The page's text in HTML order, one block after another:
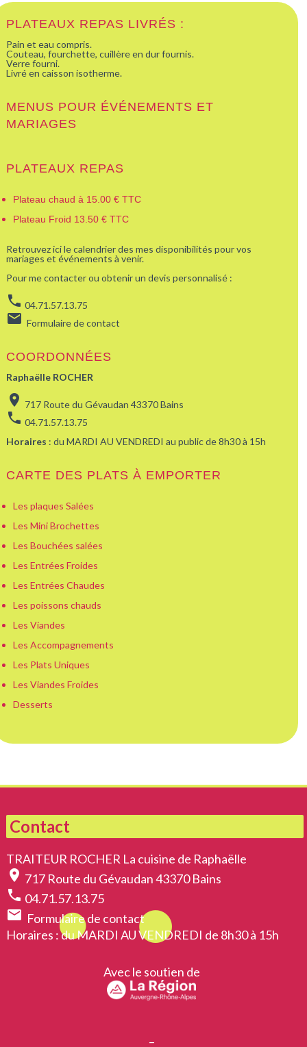
PLATEAUX REPAS LIVRÉS :
Pain et eau compris.
Couteau, fourchette, cuillère en dur fournis.
Verre fourni.
Livré en caisson isotherme.
MENUS POUR ÉVÉNEMENTS ET
MARIAGES
PLATEAUX REPAS
Plateau chaud à 15.00 € TTC
Plateau Froid 13.50 € TTC
Retrouvez ici le calendrier des mes disponibilités pour vos
mariages et événements à venir.
Pour me contacter ou obtenir un devis personnalisé :
phone 04.71.57.13.75
emailFormulaire de contact
COORDONNÉES
Raphaëlle ROCHER
location_on 717 Route du Gévaudan 43370 Bains
phone 04.71.57.13.75
Horaires : du MARDI AU VENDREDI au public de 8h30 à 15h
CARTE DES PLATS À EMPORTER
Les plaques Salées
Les Mini Brochettes
Les Bouchées salées
Les Entrées Froides
Les Entrées Chaudes
Les poissons chauds
Les Viandes
Les Accompagnements
Les Plats Uniques
Les Viandes Froides
Desserts
Contact
TRAITEUR ROCHER La cuisine de Raphaëlle
location_on 717 Route du Gévaudan 43370 Bains
phone 04.71.57.13.75
email Formulaire de contact
Horaires : du MARDI AU VENDREDI de 8h30 à 15h
Avec le soutien de
–